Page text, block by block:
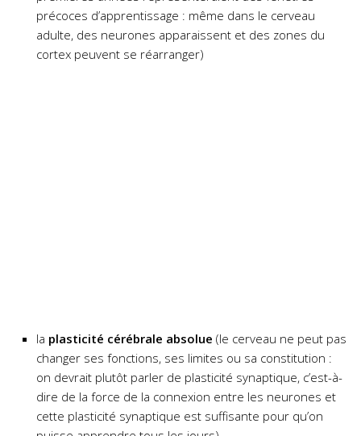
précoces d’apprentissage : même dans le cerveau
adulte, des neurones apparaissent et des zones du
cortex peuvent se réarranger)
la plasticité cérébrale absolue (le cerveau ne peut pas
changer ses fonctions, ses limites ou sa constitution :
on devrait plutôt parler de plasticité synaptique, c’est-à-
dire de la force de la connexion entre les neurones et
cette plasticité synaptique est suffisante pour qu’on